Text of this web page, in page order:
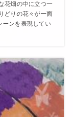
花畑の中に立つ一
どりの花々が一面
ーンを表現してい